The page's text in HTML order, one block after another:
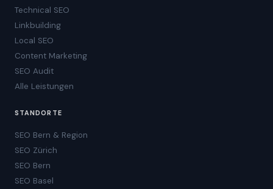
Technical SEO
Linkbuilding
Local SEO
Content Marketing
SEO Audit
Alle Leistungen
STANDORTE
SEO Bern & Region
SEO Zürich
SEO Bern
SEO Basel